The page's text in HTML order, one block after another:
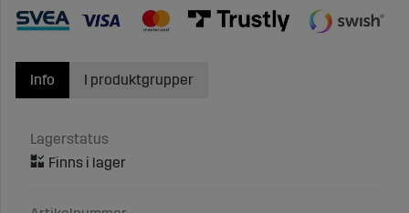
Info
Lagerstatus
I produktgrupper